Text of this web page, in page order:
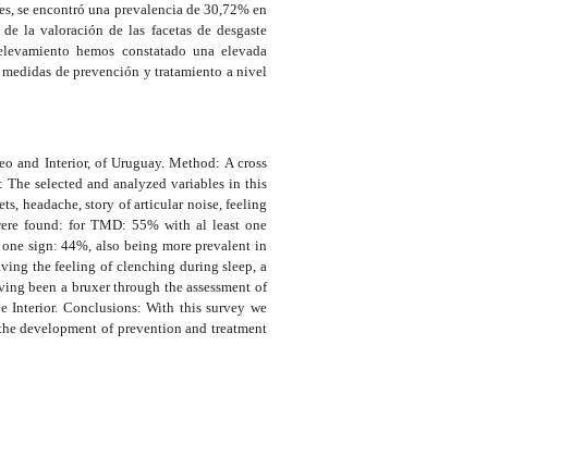
se encontró una prevalencia de 30,72% en
la valoración de las facetas de desgaste
hemos constatado una elevada
de prevención y tratamiento a nivel
and Interior, of Uruguay. Method: A cross
selected and analyzed variables in this
headache, story of articular noise, feeling
found: for TMD: 55% with al least one
sign: 44%, also being more prevalent in
the feeling of clenching during sleep, a
been a bruxer through the assessment of
Interior. Conclusions: With this survey we
development of prevention and treatment